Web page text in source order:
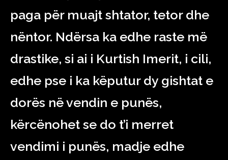
paga për muajt shtator, tetor dhe
nëntor. Ndërsa ka edhe raste më
drastike, si ai i Kurtish Imerit, i cili,
edhe pse i ka këputur dy gishtat e
dorës në vendin e punës,
kërcënohet se do t’i merret
vendimi i punës, madje edhe